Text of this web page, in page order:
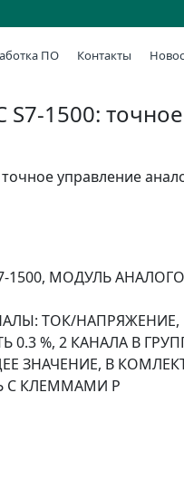
ПО Контакты
S7-1500: точное
точное управление
S7-1500, МОДУЛЬ
ТОК/НАПРЯЖЕНИЕ,
0.3 %, 2 КАНАЛА В
ЗНАЧЕНИЕ, В
С КЛЕММАМИ P